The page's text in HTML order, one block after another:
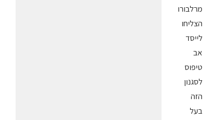
מרלבורו
הצליחו
לייסד
אב
טיפוס
לסגנון
הזה
בעל